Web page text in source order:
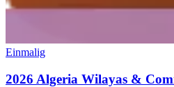
Einmalig
2026 Algeria Wilayas &